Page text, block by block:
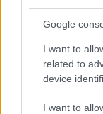
Google
I want to
related to
device
I want to
Életmód
Ez a nyári